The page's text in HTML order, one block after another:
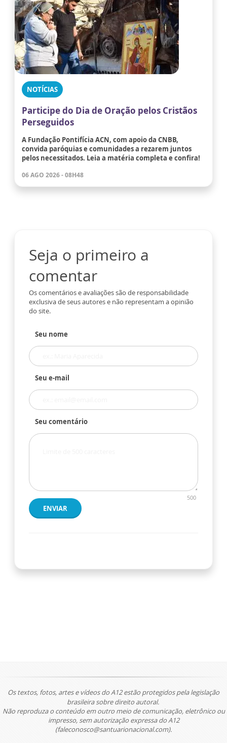
NOTÍCIAS
Participe do Dia de Oração pelos Cristãos
Perseguidos
A Fundação Pontifícia ACN, com apoio da CNBB,
convida paróquias e comunidades a rezarem juntos
pelos necessitados. Leia a matéria completa e confira!
06 AGO 2026 - 08H48
Seja o primeiro a
comentar
Os comentários e avaliações são de responsabilidade
exclusiva de seus autores e não representam a opinião
do site.
Seu nome
Seu e-mail
Seu comentário
500
ENVIAR
Os textos, fotos, artes e vídeos do A12 estão protegidos pela legislação
brasileira sobre direito autoral.
Não reproduza o conteúdo em outro meio de comunicação, eletrônico ou
impresso, sem autorização expressa do A12
(faleconosco@santuarionacional.com).